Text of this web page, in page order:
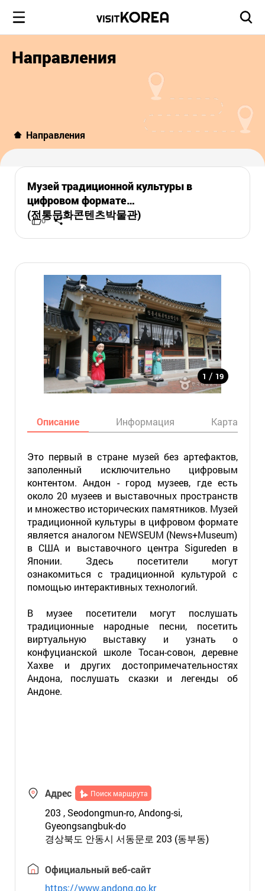
Направления
Направления
Музей традиционной культуры в
цифровом формате
(전통문화콘텐츠박물관)
0
1 / 19
Описание Информация Карта
Это первый в стране музей без артефактов,
заполенный исключительно цифровым
контентом. Андон - город музеев, где есть
около 20 музеев и выставочных пространств
и множество исторических памятников. Музей
традиционной культуры в цифровом формате
является аналогом NEWSEUM (News+Museum)
в США и выставочного центра Sigureden в
Японии. Здесь посетители могут
ознакомиться с традиционной культурой с
помощью интерактивных технологий.
В музее посетители могут послушать
традиционные народные песни, посетить
виртуальную выставку и узнать о
конфуцианской школе Тосан-совон, деревне
Хахве и других достопримечательностях
Андона, послушать сказки и легенды об
Андоне.
Адрес Поиск маршрута
203 , Seodongmun-ro, Andong-si,
Gyeongsangbuk-do
경상북도 안동시 서동문로 203 (동부동)
Официальный веб-сайт
https://www.andong.go.kr